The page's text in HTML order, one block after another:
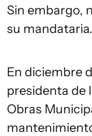
Sin embargo,
su mandataria.
En diciembre
presidenta de
Obras